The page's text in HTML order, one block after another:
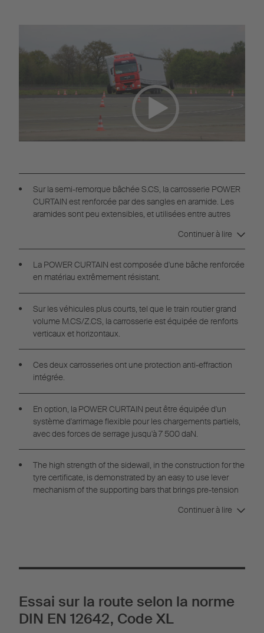
Sur la semi-remorque bâchée S.CS, la carrosserie POWER
CURTAIN est renforcée par des sangles en aramide. Les
aramides sont peu extensibles, et utilisées entre autres
Continuer à lire
La POWER CURTAIN est composée d'une bâche renforcée
en matériau extrêmement résistant.
Sur les véhicules plus courts, tel que le train routier grand
volume M.CS/Z.CS, la carrosserie est équipée de renforts
verticaux et horizontaux.
Ces deux carrosseries ont une protection anti-effraction
intégrée.
En option, la POWER CURTAIN peut être équipée d'un
système d'arrimage flexible pour les chargements partiels,
avec des forces de serrage jusqu'à 7 500 daN.
The high strength of the sidewall, in the construction for the
tyre certificate, is demonstrated by an easy to use lever
mechanism of the supporting bars that brings pre-tension
Continuer à lire
Essai sur la route selon la norme
DIN EN 12642, Code XL